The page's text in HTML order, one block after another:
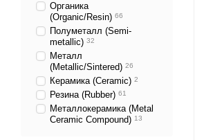
Органика
(Organic/Resin) 66
Полуметалл (Semi-
metallic) 32
Металл
(Metallic/Sintered) 26
Керамика (Ceramic) 2
Резина (Rubber) 61
Металлокерамика (Metal
Ceramic Compound) 13